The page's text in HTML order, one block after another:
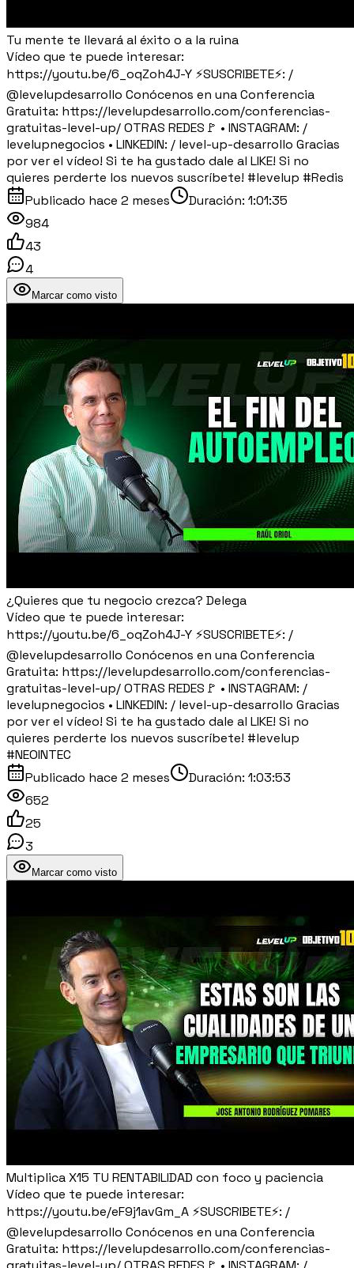
Tu mente te llevará al éxito o a la ruina
Vídeo que te puede interesar:
https://youtu.be/6_oqZoh4J-Y ⚡SUSCRIBETE⚡: /
@levelupdesarrollo Conócenos en una Conferencia
Gratuita: https://levelupdesarrollo.com/conferencias-
gratuitas-level-up/ OTRAS REDES🚩 • INSTAGRAM: /
levelupnegocios • LINKEDIN: / level-up-desarrollo Gracias
por ver el vídeo! Si te ha gustado dale al LIKE! Si no
quieres perderte los nuevos suscríbete! #levelup #Redis
Publicado hace 2 meses Duración: 1:01:35
984
43
4
Marcar como visto
¿Quieres que tu negocio crezca? Delega
Vídeo que te puede interesar:
https://youtu.be/6_oqZoh4J-Y ⚡SUSCRIBETE⚡: /
@levelupdesarrollo Conócenos en una Conferencia
Gratuita: https://levelupdesarrollo.com/conferencias-
gratuitas-level-up/ OTRAS REDES🚩 • INSTAGRAM: /
levelupnegocios • LINKEDIN: / level-up-desarrollo Gracias
por ver el vídeo! Si te ha gustado dale al LIKE! Si no
quieres perderte los nuevos suscríbete! #levelup
#NEOINTEC
Publicado hace 2 meses Duración: 1:03:53
652
25
3
Marcar como visto
Multiplica X15 TU RENTABILIDAD con foco y paciencia
Vídeo que te puede interesar:
https://youtu.be/eF9j1avGm_A ⚡SUSCRIBETE⚡: /
@levelupdesarrollo Conócenos en una Conferencia
Gratuita: https://levelupdesarrollo.com/conferencias-